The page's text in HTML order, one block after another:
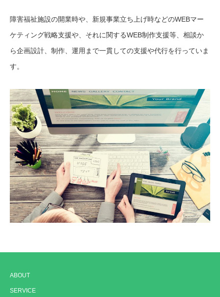
障害福祉施設の開業時や、新規事業立ち上げ時などのWEBマー
ケティング戦略支援や、それに関するWEB制作支援等、相談か
ら企画設計、制作、運用まで一貫しての支援や代行を行っていま
す。
ABOUT
SERVICE